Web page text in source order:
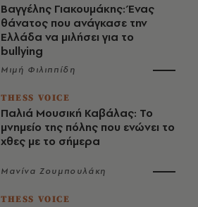
Βαγγέλης Γιακουμάκης: Ένας
θάνατος που ανάγκασε την
Ελλάδα να μιλήσει για το
bullying
Μιμή Φιλιππίδη
THESS VOICE
Παλιά Μουσική Καβάλας: Το
μνημείο της πόλης που ενώνει το
χθες με το σήμερα
Μανίνα Ζουμπουλάκη
THESS VOICE